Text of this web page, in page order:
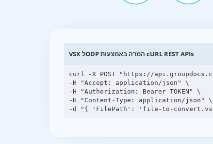
VSX לODP המרה באמצעות cURL REST APIs
curl -X POST "https://
-H "Accept: application/json" \
-H "Authorization: Bearer TOKEN" \
-H "Content-Type: application/json" \